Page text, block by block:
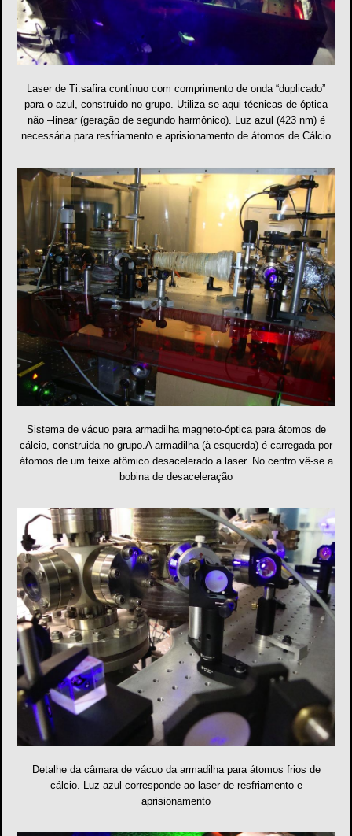
Laser de Ti:safira contínuo com comprimento de onda “duplicado”
para o azul, construido no grupo. Utiliza-se aqui técnicas de óptica
não –linear (geração de segundo harmônico). Luz azul (423 nm) é
necessária para resfriamento e aprisionamento de átomos de Cálcio
Sistema de vácuo para armadilha magneto-óptica para átomos de
cálcio, construida no grupo.A armadilha (à esquerda) é carregada por
átomos de um feixe atômico desacelerado a laser. No centro vê-se a
bobina de desaceleração
Detalhe da câmara de vácuo da armadilha para átomos frios de
cálcio. Luz azul corresponde ao laser de resfriamento e
aprisionamento